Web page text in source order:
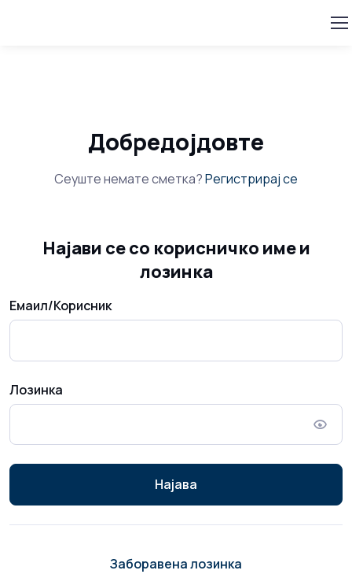
Добредојдовте
Сеуште немате сметка?Регистрирај се
Најави се со корисничко име и
лозинка
Емаил/Корисник
Лозинка
Најава
Заборавена лозинка